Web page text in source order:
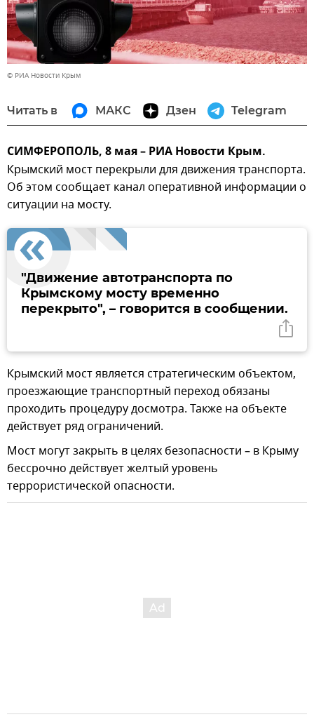
© РИА Новости Крым
Читать в МАКС Дзен Telegram
СИМФЕРОПОЛЬ, 8 мая – РИА Новости Крым.
Крымский мост перекрыли для движения транспорта.
Об этом сообщает канал оперативной информации о
ситуации на мосту.
"Движение автотранспорта по
Крымскому мосту временно
перекрыто", – говорится в сообщении.
Крымский мост является стратегическим объектом,
проезжающие транспортный переход обязаны
проходить процедуру досмотра. Также на объекте
действует ряд ограничений.
Мост могут закрыть в целях безопасности – в Крыму
бессрочно действует желтый уровень
террористической опасности.